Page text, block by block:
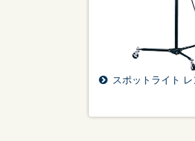
冷暖房
スポットライト